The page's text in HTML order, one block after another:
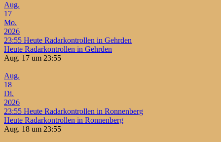
Aug.
17
Mo.
2026
23:55 Heute Radarkontrollen in Gehrden
Heute Radarkontrollen in Gehrden
Aug. 17 um 23:55
Aug.
18
Di.
2026
23:55 Heute Radarkontrollen in Ronnenberg
Heute Radarkontrollen in Ronnenberg
Aug. 18 um 23:55